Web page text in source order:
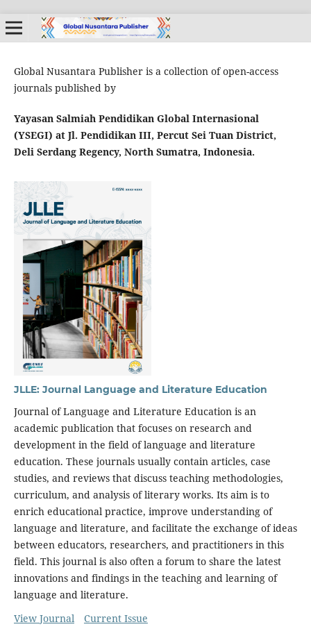
Global Nusantara Publisher is a collection of open-access
journals published by
Yayasan Salmiah Pendidikan Global Internasional
(YSEGI) at Jl. Pendidikan III, Percut Sei Tuan District,
Deli Serdang Regency, North Sumatra, Indonesia.
JLLE: Journal Language and Literature Education
Journal of Language and Literature Education is an
academic publication that focuses on research and
development in the field of language and literature
education. These journals usually contain articles, case
studies, and reviews that discuss teaching methodologies,
curriculum, and analysis of literary works. Its aim is to
enrich educational practice, improve understanding of
language and literature, and facilitate the exchange of ideas
between educators, researchers, and practitioners in this
field. This journal is also often a forum to share the latest
innovations and findings in the teaching and learning of
language and literature.
View Journal
Current Issue